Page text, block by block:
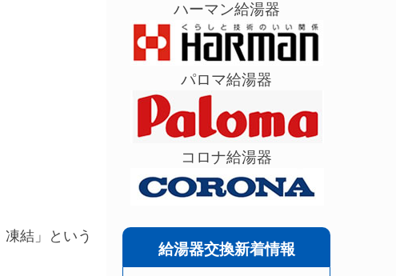
結」という
ハーマン給湯器
パロマ給湯器
コロナ給湯器
給湯器交換新着情報